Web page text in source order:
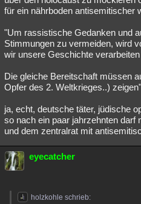
für ein nährboden antisemitischer
"Um rassistische Gedanken und
Stimmungen zu vermeiden, wird
wir unsere Geschichte
Die gleiche Bereitschaft müssen
Opfer des 2. Weltkrieges..) zeigen"
ja, echt, deutsche täter, jüdische
so nach ein paar jahrzehnten
und dem zentralrat mit
eyecatcher
holzkohle schrieb: